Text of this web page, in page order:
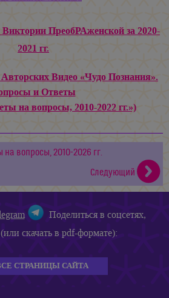
ПреобРАженской за 2020-
2021 гг.
Видео «Чудо Познания».
и Ответы
на вопросы, 2010-2022 гг.»)
на вопросы, 2010-2026 гг.
Следующий
Поделиться в соцсетях,
(или скачать в pdf-формате):
СТРАНИЦЫ САЙТА